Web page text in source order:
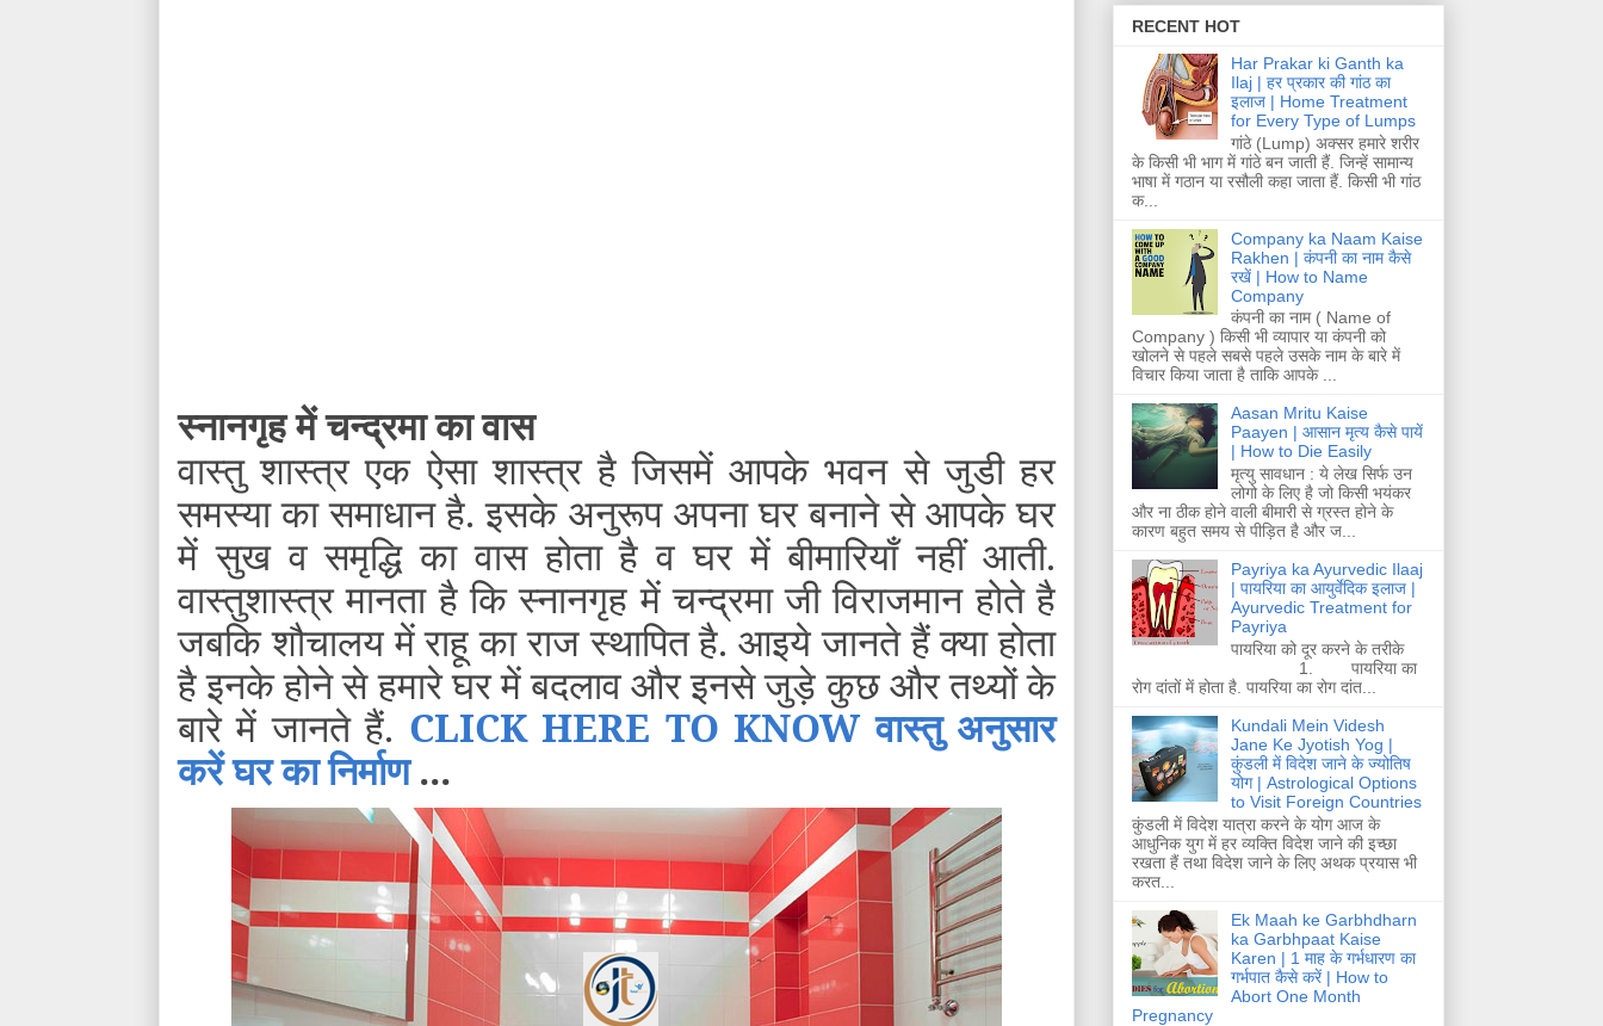
स्नानगृह में चन्द्रमा का वास
वास्तु शास्त्र एक ऐसा शास्त्र है जिसमें आपके भवन से जुडी हर
समस्या का समाधान है. इसके अनुरूप अपना घर बनाने से आपके घर
में सुख व समृद्धि का वास होता है व घर में बीमारियाँ नहीं आती.
वास्तुशास्त्र मानता है कि स्नानगृह में चन्द्रमा जी विराजमान होते है
जबकि शौचालय में राहू का राज स्थापित है. आइये जानते हैं क्या होता
है इनके होने से हमारे घर में बदलाव और इनसे जुड़े कुछ और तथ्यों के
बारे में जानते हैं. CLICK HERE TO KNOW वास्तु अनुसार
करें घर का निर्माण...
RECENT HOT
Har Prakar ki Ganth ka
Ilaj | हर प्रकार की गांठ का
इलाज | Home Treatment
for Every Type of Lumps
गांठे (Lump) अक्सर हमारे शरीर
के किसी भी भाग में गांठे बन जाती हैं. जिन्हें सामान्य
भाषा में गठान या रसौली कहा जाता हैं. किसी भी गांठ
क...
Company ka Naam Kaise
Rakhen | कंपनी का नाम कैसे
रखें | How to Name
Company
कंपनी का नाम ( Name of
Company ) किसी भी व्यापार या कंपनी को
खोलने से पहले सबसे पहले उसके नाम के बारे में
विचार किया जाता है ताकि आपके ...
Aasan Mritu Kaise
Paayen | आसान मृत्य कैसे पायें
| How to Die Easily
मृत्यु सावधान : ये लेख सिर्फ उन
लोगो के लिए है जो किसी भयंकर
और ना ठीक होने वाली बीमारी से ग्रस्त होने के
कारण बहुत समय से पीड़ित है और ज...
Payriya ka Ayurvedic Ilaaj
| पायरिया का आयुर्वेदिक इलाज |
Ayurvedic Treatment for
Payriya
पायरिया को दूर करने के तरीके
1. पायरिया का
रोग दांतों में होता है. पायरिया का रोग दांत...
Kundali Mein Videsh
Jane Ke Jyotish Yog |
कुंडली में विदेश जाने के ज्योतिष
योग | Astrological Options
to Visit Foreign Countries
कुंडली में विदेश यात्रा करने के योग आज के
आधुनिक युग में हर व्यक्ति विदेश जाने की इच्छा
रखता हैं तथा विदेश जाने के लिए अथक प्रयास भी
करत...
Ek Maah ke Garbhdharn
ka Garbhpaat Kaise
Karen | 1 माह के गर्भधारण का
गर्भपात कैसे करें | How to
Abort One Month
Pregnancy